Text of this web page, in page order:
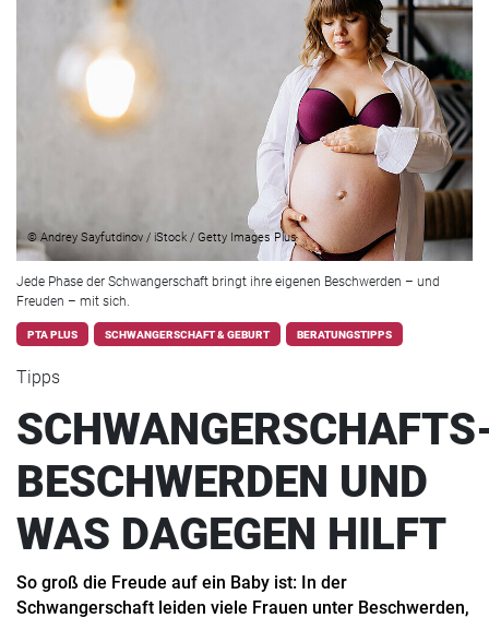
© Andrey Sayfutdinov / iStock / Getty Images Plus
Jede Phase der Schwangerschaft bringt ihre eigenen Beschwerden – und
Freuden – mit sich.
PTA PLUS SCHWANGERSCHAFT & GEBURT BERATUNGSTIPPS
Tipps
BESCHWERDEN UND
WAS DAGEGEN HILFT
So groß die Freude auf ein Baby ist: In der
Schwangerschaft leiden viele Frauen unter Beschwerden,